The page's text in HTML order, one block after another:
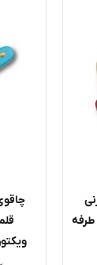
چاقوی